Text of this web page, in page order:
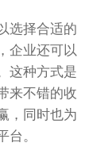
选择合适的
企业还可以
这种方式是
来不错的收
，同时也为
。